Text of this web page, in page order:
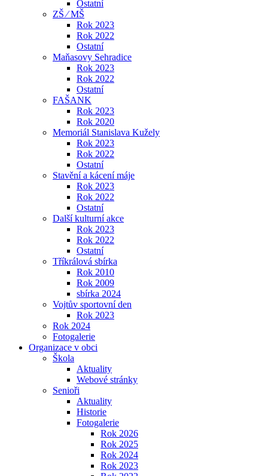
Ostatní
ZŠ ⁄ MŠ
Rok 2023
Rok 2022
Ostatní
Maňasovy Sehradice
Rok 2023
Rok 2022
Ostatní
FAŠANK
Rok 2023
Rok 2020
Memoriál Stanislava Kužely
Rok 2023
Rok 2022
Ostatní
Stavění a kácení máje
Rok 2023
Rok 2022
Ostatní
Další kulturní akce
Rok 2023
Rok 2022
Ostatní
Tříkrálová sbírka
Rok 2010
Rok 2009
sbírka 2024
Vojtův sportovní den
Rok 2023
Rok 2024
Fotogalerie
Organizace v obci
Škola
Aktuality
Webové stránky
Senioři
Aktuality
Historie
Fotogalerie
Rok 2026
Rok 2025
Rok 2024
Rok 2023